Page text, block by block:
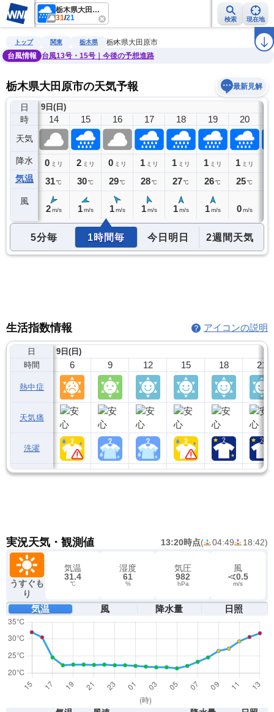
栃木県大田原市
31/21 検索 現在地
雨雲レーダー 台風情報 地震情報 ラ
トップ 関東 栃木県
栃木県大田原市
台風情報
台風13号・15号｜今後の予想進路
栃木県大田原市の天気予報 最新見解
日
時
天気
降水
気温
風
9日(日)
13
0ミリ
31℃
14
0 ミリ
31℃
2 m/s
15
2 ミリ
30℃
1 m/s
16
0 ミリ
29℃
1 m/s
17
1 ミリ
28℃
1 m/s
18
1 ミリ
27℃
1 m/s
19
1 ミリ
26℃
1 m/s
20
1 ミリ
25℃
0 m/s
5分毎 1時間毎 今日明日 2週間天気
生活指数情報 アイコンの説明
日
時間
熱中症
天気痛
洗濯
9日(日)
6 9 12 15 18 21
実況天気・観測値 13:20時点( 04:49 18:42)
うすぐも
り
気温
31.4
℃
湿度
61
%
気圧
982
hPa
風
0.5
m/s
気温 風 降水量 日照